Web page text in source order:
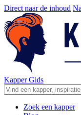
Direct naar de inhoud
Kapper Gids
Zoek een kapper